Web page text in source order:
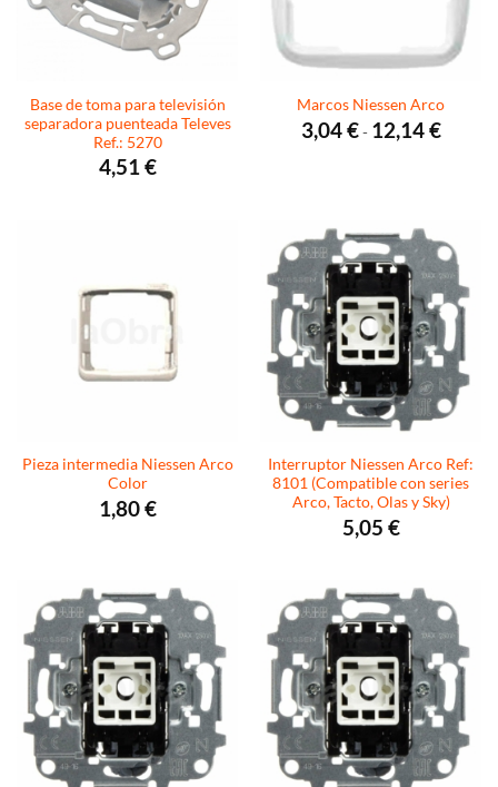
Base de toma para televisión
separadora puenteada Televes
Ref.: 5270
4,51€
Marcos Niessen Arco
3,04€ - 12,14€Rango
de
Pieza intermedia Niessen Arco
Color
1,80€
Interruptor Niessen Arco Ref:
8101 (Compatible con series
Arco, Tacto, Olas y Sky)
5,05 €